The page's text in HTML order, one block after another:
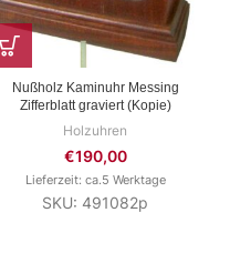
Nußholz Kaminuhr Messing
Zifferblatt graviert (Kopie)
Holzuhren
€190,00
Lieferzeit: ca.5 Werktage
SKU: 491082p